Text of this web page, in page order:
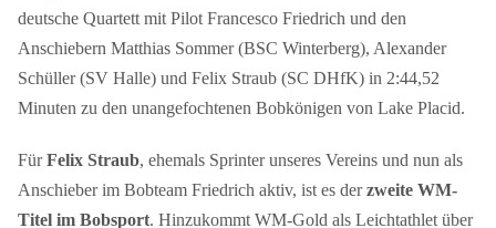
deutsche Quartett mit Pilot Francesco Friedrich und den
Anschiebern Matthias Sommer (BSC Winterberg), Alexander
Schüller (SV Halle) und Felix Straub (SC DHfK) in 2:44,52
Minuten zu den unangefochtenen Bobkönigen von Lake Placid.
FürFelix Straub, ehemals Sprinter unseres Vereins und nun als
Anschieber im Bobteam Friedrich aktiv, ist es derzweite WM-
Titel im Bobsport. Hinzukommt WM-Gold als Leichtathlet über